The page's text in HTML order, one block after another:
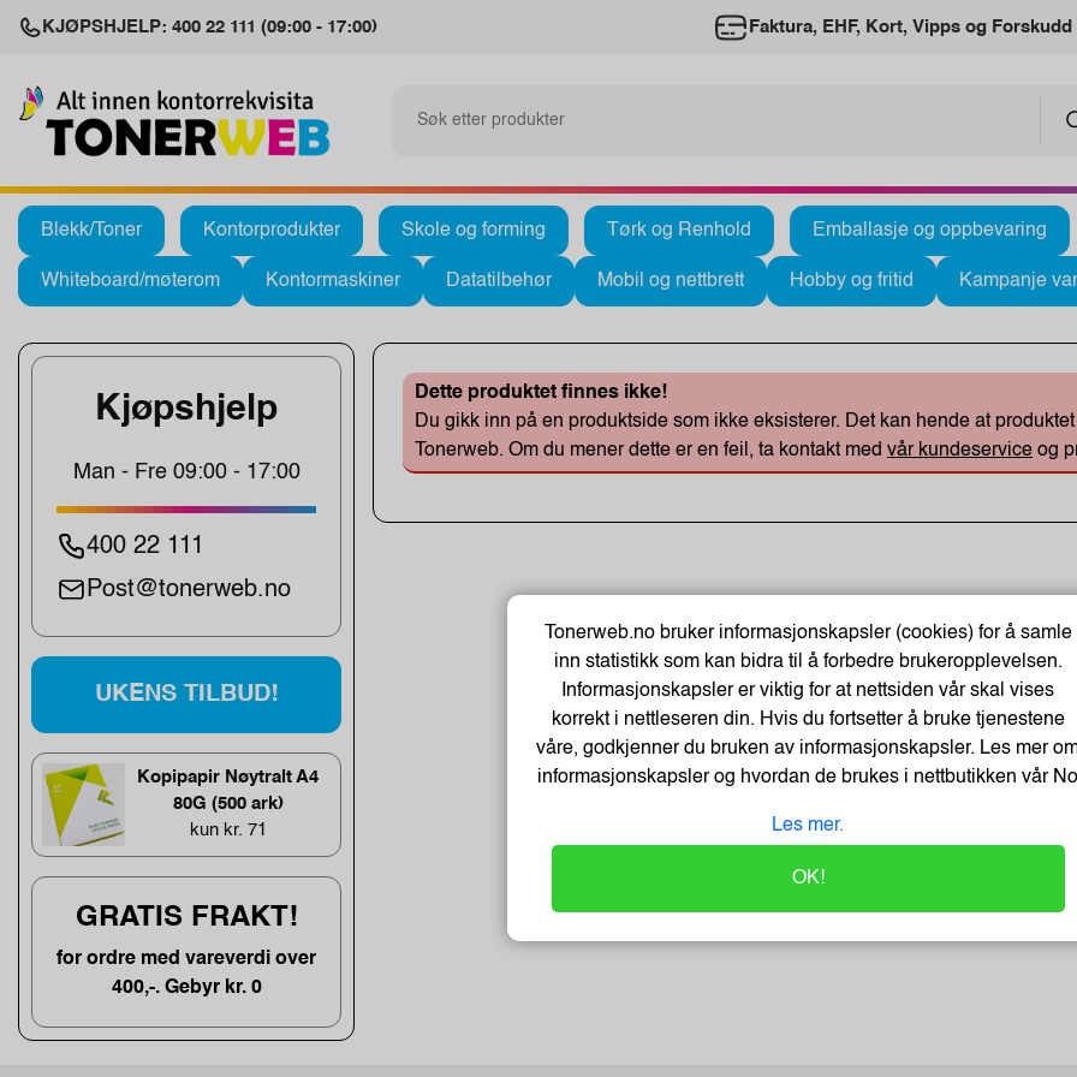
KJØPSHJELP: 400 22 111 (09:00 - 17:00) Faktura, EHF, Kort, Vipps og Forskudd
Blekk/Toner Kontorprodukter Skole og forming Tørk og Renhold Emballasje og oppbevaring
Whiteboard/møterom Kontormaskiner Datatilbehør Mobil og nettbrett Hobby og fritid Kampanje
Kjøpshjelp
Man - Fre 09:00 - 17:00
400 22 111
Post@tonerweb.no
UKENS TILBUD!
Kopipapir Nøytralt A4
80G (500 ark)
kun kr. 71
GRATIS FRAKT!
for ordre med vareverdi over
400,-. Gebyr kr. 0
Dette produktet finnes ikke!
Du gikk inn på en produktside som ikke eksisterer. Det kan hende at
Tonerweb. Om du mener dette er en feil, ta kontakt med vår kundeservice og
Tonerweb.no bruker informasjonskapsler (cookies) for å samle
inn statistikk som kan bidra til å forbedre brukeropplevelsen.
Informasjonskapsler er viktig for at nettsiden vår skal vises
korrekt i nettleseren din. Hvis du fortsetter å bruke tjenestene
våre, godkjenner du bruken av informasjonskapsler. Les mer
informasjonskapsler og hvordan de brukes i nettbutikken vårNo
Les mer.
OK!